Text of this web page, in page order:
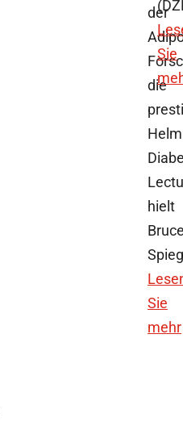
der
die
hielt
Sie
mehr
Sie